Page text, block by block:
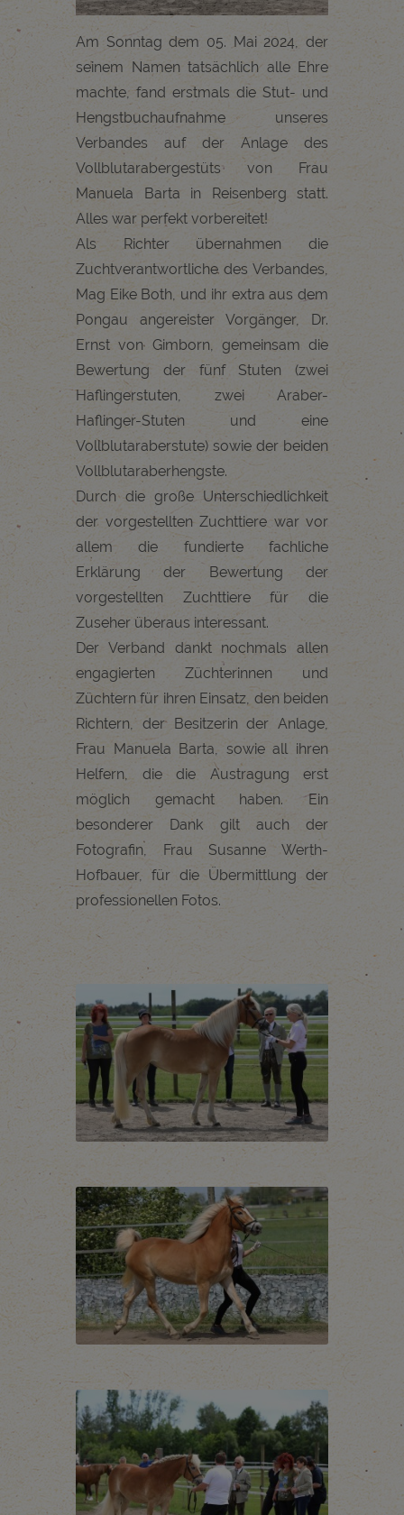
Am Sonntag dem 05. Mai 2024, der
seinem Namen tatsächlich alle Ehre
machte, fand erstmals die Stut- und
Hengstbuchaufnahme unseres
Verbandes auf der Anlage des
Vollblutarabergestüts von Frau
Manuela Barta in Reisenberg statt.
Alles war perfekt vorbereitet!
Als Richter übernahmen die
Zuchtverantwortliche des Verbandes,
Mag Eike Both, und ihr extra aus dem
Pongau angereister Vorgänger, Dr.
Ernst von Gimborn, gemeinsam die
Bewertung der fünf Stuten (zwei
Haflingerstuten, zwei Araber-
Haflinger-Stuten und eine
Vollblutaraberstute) sowie der beiden
Vollblutaraberhengste.
Durch die große Unterschiedlichkeit
der vorgestellten Zuchttiere war vor
allem die fundierte fachliche
Erklärung der Bewertung der
vorgestellten Zuchttiere für die
Zuseher überaus interessant.
Der Verband dankt nochmals allen
engagierten Züchterinnen und
Züchtern für ihren Einsatz, den beiden
Richtern, der Besitzerin der Anlage,
Frau Manuela Barta, sowie all ihren
Helfern, die die Austragung erst
möglich gemacht haben. Ein
besonderer Dank gilt auch der
Fotografin, Frau Susanne Werth-
Hofbauer, für die Übermittlung der
professionellen Fotos.